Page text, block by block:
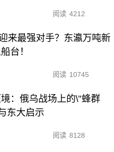
阅读 4212
来最强对手？东瀛万吨新
台！
阅读 10745
：俄乌战场上的\"蜂群
东大启示
阅读 8128